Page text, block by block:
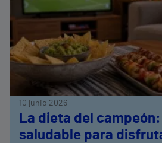
10 junio 2026
La dieta del
saludable para